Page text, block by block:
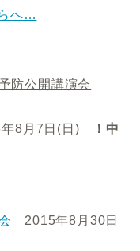
へ…
防公開講演会
8月7日(日)
！中
2015年8月30日